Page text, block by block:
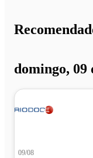
domingo, 09
09/08